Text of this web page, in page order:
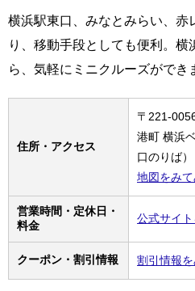
横浜駅東口、みなとみらい、赤
り、移動手段としても便利。
ら、気軽にミニクルーズができ
住所・アクセス
〒221-
港町 横浜
口のりば）
地図をみ
営業時間・定休日・
料金
公式サイ
クーポン・割引情報 割引情報